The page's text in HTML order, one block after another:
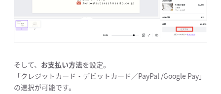
そして、 お支払い方法を設定。
「クレジットカード・デビットカード／PayPal /Google Pay」
の選択が可能です。